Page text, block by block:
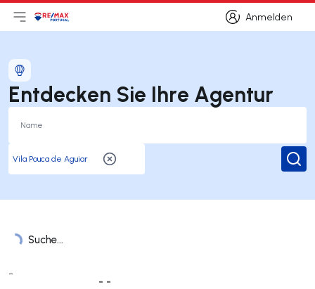
Anmelden
Anmelden
Hauptmenü öffnen
LogoZur Startseite
Entdecken Sie Ihre Agentur
Suche...
Liste der Ämter
-
- -